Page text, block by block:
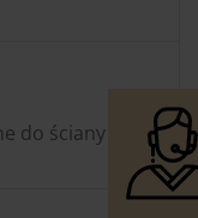
do ściany